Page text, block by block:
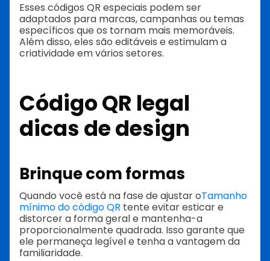
Esses códigos QR especiais podem ser
adaptados para marcas, campanhas ou temas
específicos que os tornam mais memoráveis.
Além disso, eles são editáveis e estimulam a
criatividade em vários setores.
Código QR legal
dicas de design
Brinque com formas
Quando você está na fase de ajustar oTamanho
mínimo do código QR tente evitar esticar e
distorcer a forma geral e mantenha-a
proporcionalmente quadrada. Isso garante que
ele permaneça legível e tenha a vantagem da
familiaridade.